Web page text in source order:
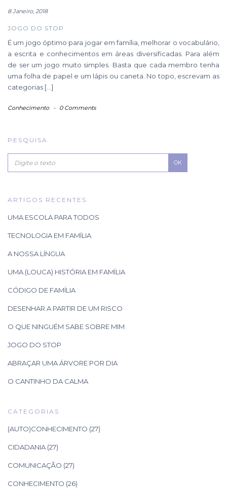
8 Janeiro, 2018
JOGO DO STOP
É um jogo óptimo para jogar em família, melhorar o vocabulário,
a escrita e conhecimentos em áreas diversificadas. Para além
de ser um jogo muito simples. Basta que cada membro tenha
uma folha de papel e um lápis ou caneta. No topo, escrevam as
categorias […]
Conhecimento - 0 Comments
PESQUISA
OK
ARTIGOS RECENTES
UMA ESCOLA PARA TODOS
TECNOLOGIA EM FAMÍLIA
A NOSSA LÍNGUA
UMA (LOUCA) HISTÓRIA EM FAMÍLIA
CÓDIGO DE FAMÍLIA
DESENHAR A PARTIR DE UM RISCO
O QUE NINGUÉM SABE SOBRE MIM
JOGO DO STOP
ABRAÇAR UMA ÁRVORE POR DIA
O CANTINHO DA CALMA
CATEGORIAS
(AUTO)CONHECIMENTO (27)
CIDADANIA (27)
COMUNICAÇÃO (27)
CONHECIMENTO (26)